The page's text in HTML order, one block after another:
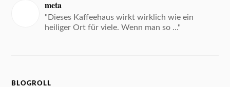
meta
"Dieses Kaffeehaus wirkt wirklich wie ein
heiliger Ort für viele. Wenn man so ..."
BLOGROLL